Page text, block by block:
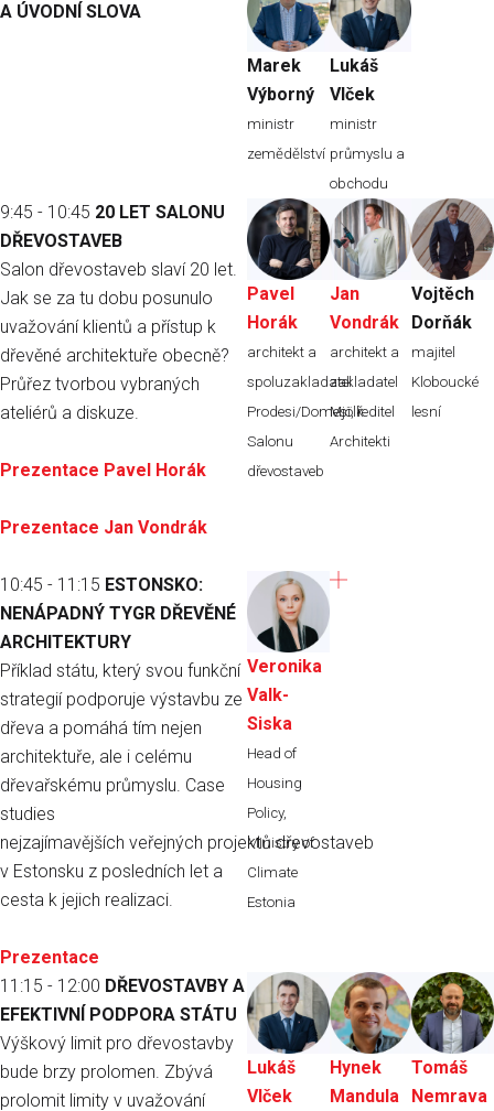
A ÚVODNÍ SLOVA
Marek
Výborný
ministr
zemědělství
Lukáš
Vlček
ministr
průmyslu a
obchodu
9:45 - 10:45 20 LET SALONU
DŘEVOSTAVEB
Salon dřevostaveb slaví 20 let.
Jak se za tu dobu posunulo
uvažování klientů a přístup k
dřevěné architektuře obecně?
Průřez tvorbou vybraných
ateliérů a diskuze.
Prezentace Pavel Horák
Prezentace Jan Vondrák
Pavel
Horák
architekt a
spoluzakladatel
Prodesi/Domesi, ředitel
Salonu
dřevostaveb
Jan
Vondrák
architekt a
zakladatel
Mjölk
Architekti
Vojtěch
Dorňák
majitel
Kloboucké
lesní
10:45 - 11:15 ESTONSKO:
NENÁPADNÝ TYGR DŘEVĚNÉ
ARCHITEKTURY
Příklad státu, který svou funkční
strategií podporuje výstavbu ze
dřeva a pomáhá tím nejen
architektuře, ale i celému
dřevařskému průmyslu. Case
studies
nejzajímavějších veřejných projektů dřevostaveb
v Estonsku z posledních let a
cesta k jejich realizaci.
Prezentace
Veronika
Valk-
Siska
Head of
Housing
Policy,
Ministry of
Climate
Estonia
11:15 - 12:00 DŘEVOSTAVBY A
EFEKTIVNÍ PODPORA STÁTU
Výškový limit pro dřevostavby
bude brzy prolomen. Zbývá
prolomit limity v uvažování
Lukáš
Vlček
Hynek
Mandula
Tomáš
Nemrava